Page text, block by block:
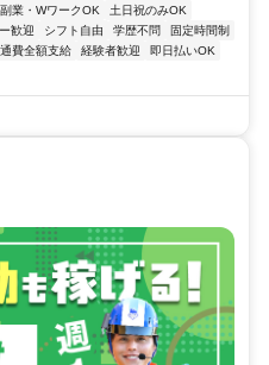
副業・WワークOK
土日祝のみOK
歓迎 シフト自由 学歴不問
固定時間制
費全額支給 経験者歓迎
即日払いOK